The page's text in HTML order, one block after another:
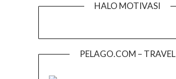
HALO MOTIVASI
PELAGO.COM – TRAVEL